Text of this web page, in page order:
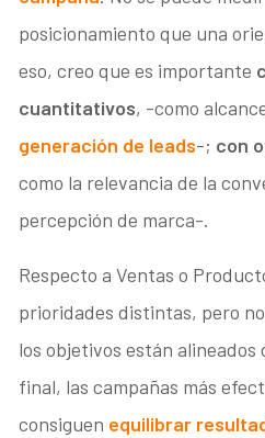
posicionamiento que una
eso, creo que es importante
cuantitativos, -como
generación de leads-; con
como la relevancia de la
percepción de marca-.
Respecto a Ventas o
prioridades distintas, pero
los objetivos están alineados
final, las campañas más
consiguen equilibrar